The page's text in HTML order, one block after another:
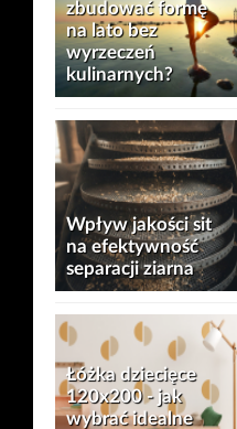
zbudować formę
na lato bez
wyrzeczeń
kulinarnych?
Wpływ jakości sit
na efektywność
separacji ziarna
Łóżka dziecięce
120x200 - jak
wybrać idealne